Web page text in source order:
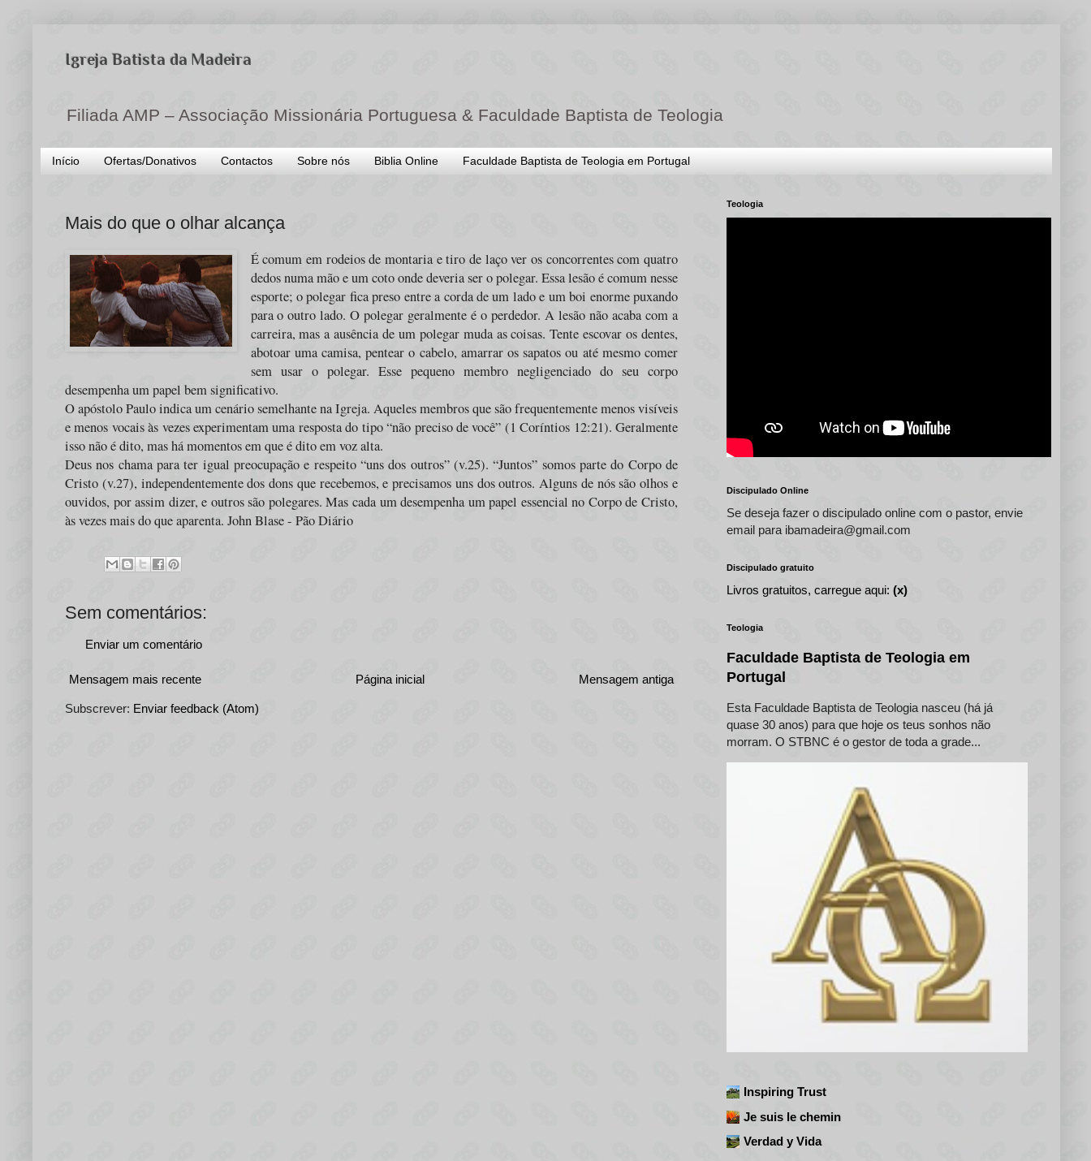
Igreja Batista da Madeira
Filiada AMP – Associação Missionária Portuguesa & Faculdade Baptista de Teologia
Início Ofertas/Donativos Contactos Sobre nós Biblia Online Faculdade Baptista de Teologia em Portugal
Mais do que o olhar alcança
É comum em rodeios de montaria e tiro de laço ver os concorrentes com quatro
dedos numa mão e um coto onde deveria ser o polegar. Essa lesão é comum nesse
esporte; o polegar fica preso entre a corda de um lado e um boi enorme puxando
para o outro lado. O polegar geralmente é o perdedor. A lesão não acaba com a
carreira, mas a ausência de um polegar muda as coisas. Tente escovar os dentes,
abotoar uma camisa, pentear o cabelo, amarrar os sapatos ou até mesmo comer
sem usar o polegar. Esse pequeno membro negligenciado do seu corpo
desempenha um papel bem significativo.
O apóstolo Paulo indica um cenário semelhante na Igreja. Aqueles membros que são frequentemente menos visíveis
e menos vocais às vezes experimentam uma resposta do tipo “não preciso de você” (1 Coríntios 12:21). Geralmente
isso não é dito, mas há momentos em que é dito em voz alta.
Deus nos chama para ter igual preocupação e respeito “uns dos outros” (v.25). “Juntos” somos parte do Corpo de
Cristo (v.27), independentemente dos dons que recebemos, e precisamos uns dos outros. Alguns de nós são olhos e
ouvidos, por assim dizer, e outros são polegares. Mas cada um desempenha um papel essencial no Corpo de Cristo,
às vezes mais do que aparenta. John Blase - Pão Diário
Sem comentários:
Enviar um comentário
Mensagem mais recente Mensagem antiga
Página inicial
Subscrever: Enviar feedback (Atom)
Teologia
Discipulado Online
Se deseja fazer o discipulado online com o pastor, envie
email para ibamadeira@gmail.com
Discipulado gratuito
Livros gratuitos, carregue aqui: (x)
Teologia
Faculdade Baptista de Teologia em
Portugal
Esta Faculdade Baptista de Teologia nasceu (há já
quase 30 anos) para que hoje os teus sonhos não
morram. O STBNC é o gestor de toda a grade...
Inspiring Trust
Je suis le chemin
Verdad y Vida